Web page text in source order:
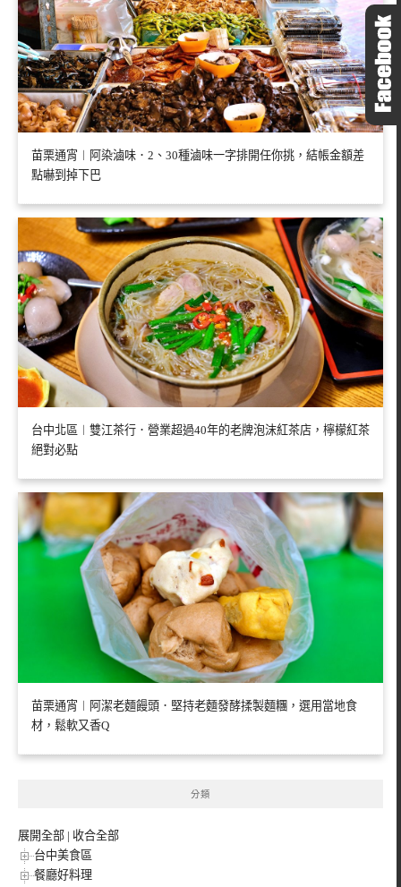
苗栗通宵︱阿染滷味．2、30種滷味一字排開任你挑，結帳金額差
點嚇到掉下巴
台中北區︱雙江茶行．營業超過40年的老牌泡沫紅茶店，檸檬紅茶
絕對必點
苗栗通宵︱阿潔老麵饅頭．堅持老麵發酵揉製麵糰，選用當地食
材，鬆軟又香Q
分類
展開全部 | 收合全部
台中美食區
餐廳好料理